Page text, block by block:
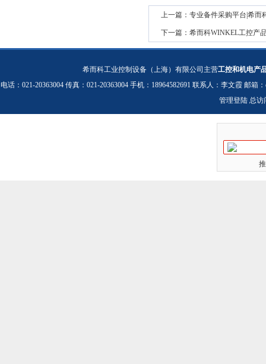
上一篇： 专业备件采购平台|希而
下一篇： 希而科WINKEL工控产
希而科工业控制设备（上海）有限公司主营工控和机电产
电话：021-20363004 传真：021-20363004 手机：18964582691 联系人：李文霞 邮箱：
管理登陆 总访